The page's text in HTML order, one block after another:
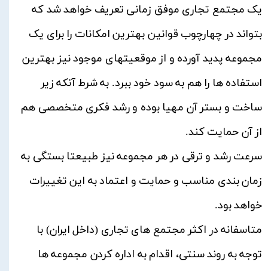
یک مجتمع تجاری موفق زمانی تعریف خواهد شد که
بتواند در چهارچوب قوانین بهترین امکانات را برای یک
مجموعه پدید آورده و از موقعیتهای موجود نیز بهترین
استفاده ها را هم به سود خود ببرد. به شرط آنکه زیر
ساخت و بستر آن مهیا بوده و رشد فکری متخصصی هم
از آن حمایت کند.
سرعت رشد و ترقی در هر مجموعه نیز طبیعتا بستگی به
زمان بندی مناسب و حمایت و اعتماد به این تغییرات
خواهد بود.
متاسفانه در اکثر مجتمع های تجاری (داخل ایران) با
توجه به روند سنتی، اقدام به اداره کردن مجموعه ها